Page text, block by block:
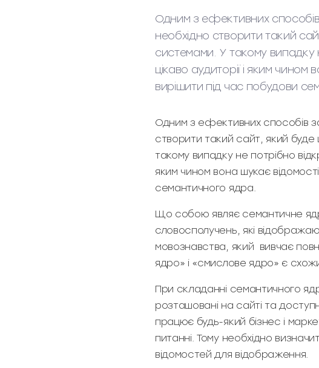
Одним з ефективних
необхідно створити такий
системами. У такому випадку
цікаво аудиторії і яким
вирішити під час побудови
Одним з ефективних способів
створити такий сайт, який буде
такому випадку не потрібно
яким чином вона шукає
семантичного ядра.
Що собою являє семантичне
словосполучень, які
мовознавства, який вивчає
ядро» і «смислове ядро» є
При складанні семантичного
розташовані на сайті та
працює будь-який бізнес і
питанні. Тому необхідно
відомостей для відображення.